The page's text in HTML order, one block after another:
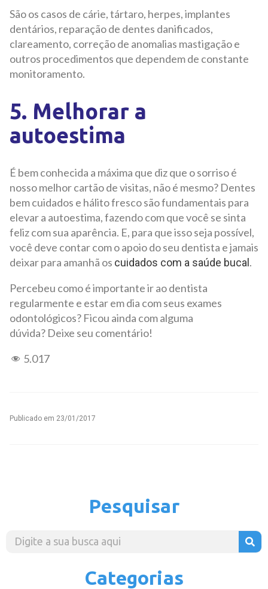
São os casos de cárie, tártaro, herpes, implantes
dentários, reparação de dentes danificados,
clareamento, correção de anomalias mastigação e
outros procedimentos que dependem de constante
monitoramento.
5. Melhorar a
autoestima
É bem conhecida a máxima que diz que o sorriso é
nosso melhor cartão de visitas, não é mesmo? Dentes
bem cuidados e hálito fresco são fundamentais para
elevar a autoestima, fazendo com que você se sinta
feliz com sua aparência. E, para que isso seja possível,
você deve contar com o apoio do seu dentista e jamais
deixar para amanhã os cuidados com a saúde bucal.
Percebeu como é importante ir ao dentista
regularmente e estar em dia com seus exames
odontológicos? Ficou ainda com alguma
dúvida? Deixe seu comentário!
5.017
Publicado em 23/01/2017
Pesquisar
Categorias